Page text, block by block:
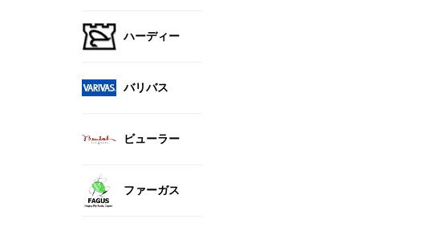
ハーディー
バリバス
ビューラー
ファーガス